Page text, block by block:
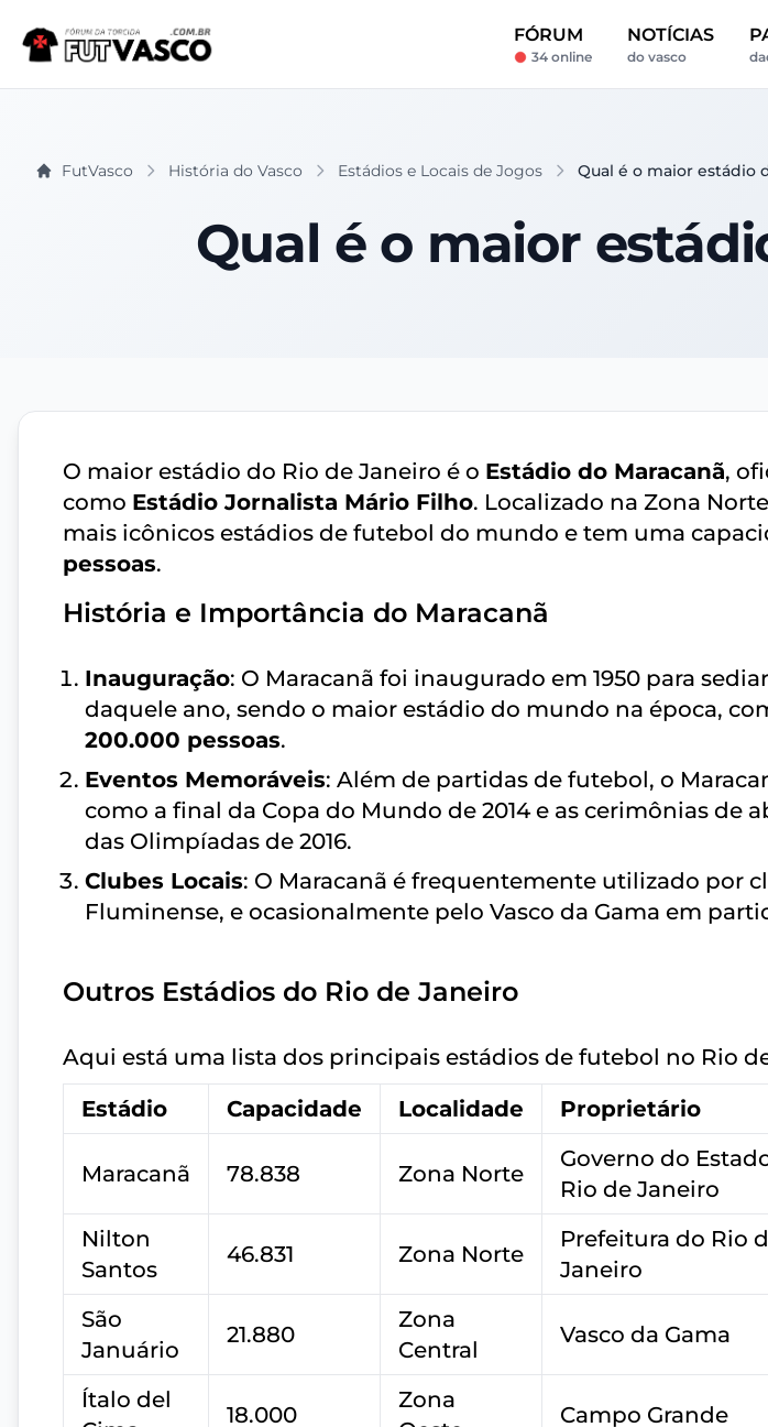
FÓRUM
34 online
NOTÍCIAS
do vasco
FutVasco História do Vasco Estádios e Locais de Jogos Qual é o maior estádio
Qual é o maior
O maior estádio do Rio de Janeiro é o Estádio do Maracanã,
como Estádio Jornalista Mário Filho. Localizado na Zona
mais icônicos estádios de futebol do mundo e tem uma
pessoas.
História e Importância do Maracanã
Inauguração: O Maracanã foi inaugurado em 1950 para
daquele ano, sendo o maior estádio do mundo na época,
200.000 pessoas.
Eventos Memoráveis: Além de partidas de futebol, o
como a final da Copa do Mundo de 2014 e as cerimônias de
das Olimpíadas de 2016.
Clubes Locais: O Maracanã é frequentemente utilizado por
Fluminense, e ocasionalmente pelo Vasco da Gama em
Outros Estádios do Rio de Janeiro
Aqui está uma lista dos principais estádios de futebol no Rio
Estádio
Capacidade Localidade Proprietário
Maracanã 78.838 Zona Norte
Governo do
Rio de Janeiro
Nilton
Santos
46.831 Zona Norte
Prefeitura do Rio
Janeiro
São
Januário
21.880
Zona
Central
Vasco da Gama
Ítalo del
18.000
Zona
Campo Grande